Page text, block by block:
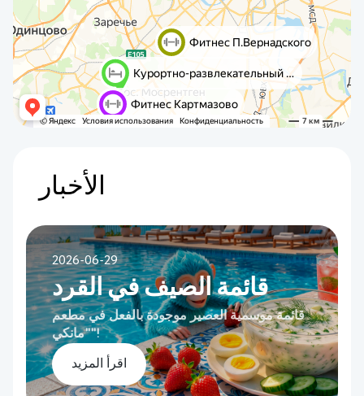
الأخبار
2026-06-29
قائمة الصيف في القرد
قائمة موسمية العصير موجودة بالفعل في مطعم
"مانكي"!
اقرأ المزيد